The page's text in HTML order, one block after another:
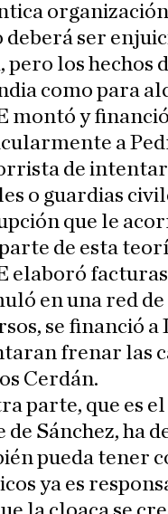
deberá ser
pero los hechos
como para
montó y
a
de intentar
o guardias
que le
de esta
elaboró
en una red
se financió a
frenar las
Cerdán.
parte, que es
de Sánchez, ha
pueda tener
ya es